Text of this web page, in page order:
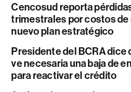
Cencosud reporta
trimestrales por costos de
nuevo plan estratégico
Presidente del BCRA dice
ve necesaria una baja de
para reactivar el crédito